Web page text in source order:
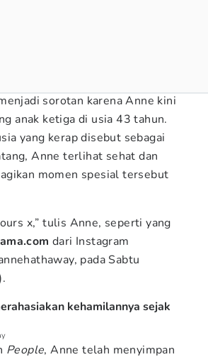
sorotan karena Anne kini
anak ketiga di usia 43 tahun.
yang kerap disebut sebagai
Anne terlihat sehat dan
momen spesial tersebut
x,” tulis Anne, seperti yang
dari Instagram
pada Sabtu
kehamilannya sejak
People, Anne telah menyimpan